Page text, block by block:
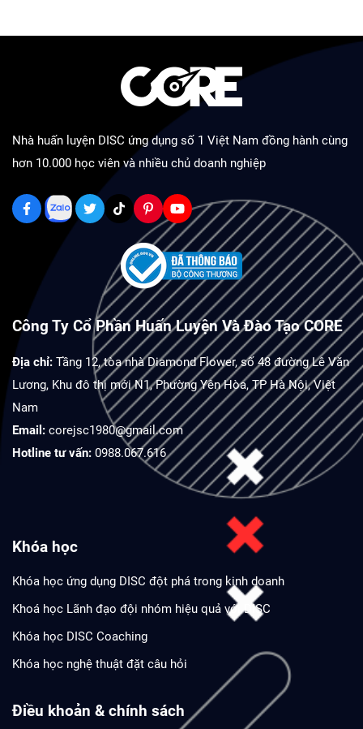
Nhà huấn luyện DISC ứng dụng số 1 Việt Nam đồng hành cùng
hơn 10.000 học viên và nhiều chủ doanh nghiệp
Công Ty Cổ Phần Huấn Luyện Và Đào Tạo CORE
Địa chỉ: Tầng 12, tòa nhà Diamond Flower, số 48 đường Lê Văn
Lương, Khu đô thị mới N1, Phường Yên Hòa, TP Hà Nội, Việt
Nam
Email: corejsc1980@gmail.com
Hotline tư vấn: 0988.067.616
Khóa học
Khóa học ứng dụng DISC đột phá trong kinh doanh
Khoá học Lãnh đạo đội nhóm hiệu quả với DISC
Khóa học DISC Coaching
Khóa học nghệ thuật đặt câu hỏi
Điều khoản & chính sách